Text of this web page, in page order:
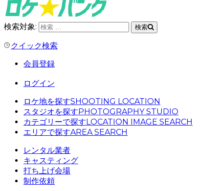
検索対象: 検索
クイック検索
会員登録
ログイン
ロケ地を探すSHOOTING LOCATION
スタジオを探すPHOTOGRAPHY STUDIO
カテゴリーで探すLOCATION IMAGE SEARCH
エリアで探すAREA SEARCH
レンタル業者
キャスティング
打ち上げ会場
制作依頼